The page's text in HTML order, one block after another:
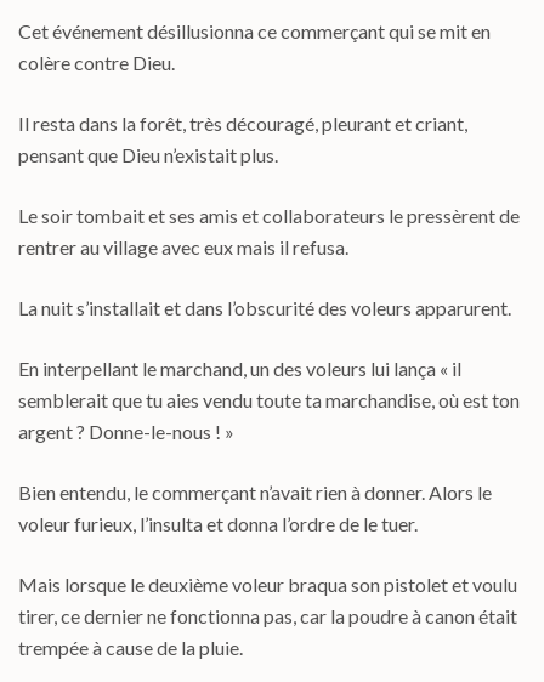
Cet événement désillusionna ce commerçant qui se mit en
colère contre Dieu.
Il resta dans la forêt, très découragé, pleurant et criant,
pensant que Dieu n’existait plus.
Le soir tombait et ses amis et collaborateurs le pressèrent de
rentrer au village avec eux mais il refusa.
La nuit s’installait et dans l’obscurité des voleurs apparurent.
En interpellant le marchand, un des voleurs lui lança « il
semblerait que tu aies vendu toute ta marchandise, où est ton
argent ? Donne-le-nous ! »
Bien entendu, le commerçant n’avait rien à donner. Alors le
voleur furieux, l’insulta et donna l’ordre de le tuer.
Mais lorsque le deuxième voleur braqua son pistolet et voulu
tirer, ce dernier ne fonctionna pas, car la poudre à canon était
trempée à cause de la pluie.